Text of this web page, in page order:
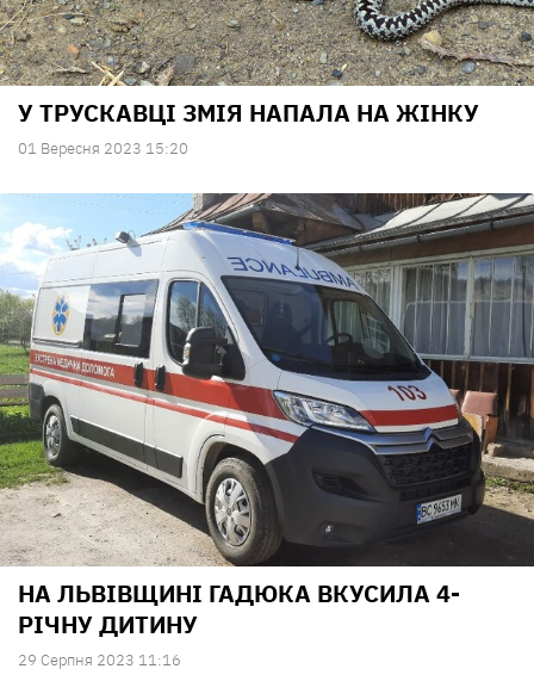
У ТРУСКАВЦІ ЗМІЯ НАПАЛА НА ЖІНКУ
01 Вересня 2023 15:20
НА ЛЬВІВЩИНІ ГАДЮКА ВКУСИЛА 4-
РІЧНУ ДИТИНУ
29 Серпня 2023 11:16